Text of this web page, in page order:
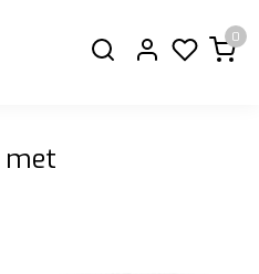
0
met